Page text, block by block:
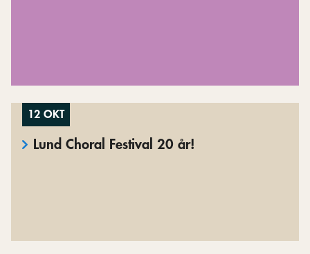
12 OKT
Lund Choral Festival 20 år!